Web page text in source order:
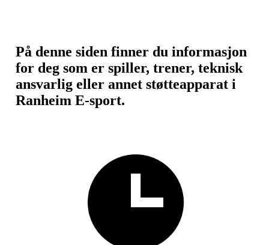
På denne siden finner du informasjon
for deg som er spiller, trener, teknisk
ansvarlig eller annet støtteapparat i
Ranheim E-sport.